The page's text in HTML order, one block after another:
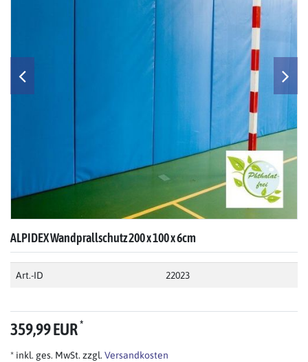
ALPIDEX Wandprallschutz 200 x 100 x 6cm
Art.-ID 22023
359,99 EUR*
* inkl. ges. MwSt. zzgl. Versandkosten